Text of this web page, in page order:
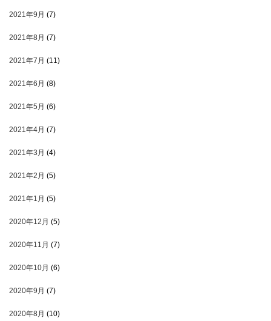
2021年9月 (7)
2021年8月 (7)
2021年7月 (11)
2021年6月 (8)
2021年5月 (6)
2021年4月 (7)
2021年3月 (4)
2021年2月 (5)
2021年1月 (5)
2020年12月 (5)
2020年11月 (7)
2020年10月 (6)
2020年9月 (7)
2020年8月 (10)